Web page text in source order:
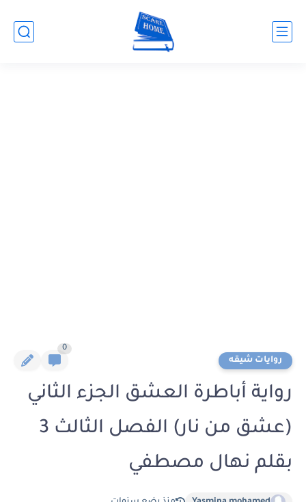
روايات شيقه
0
رواية أباطرة العشق الجزء الثاني
(عشق من نار) الفصل الثالث 3
بقلم نهال مصطفي